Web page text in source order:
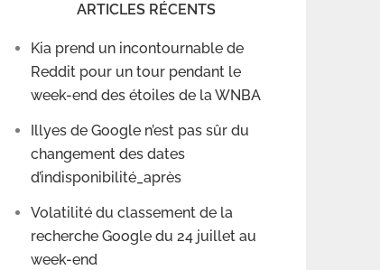
ARTICLES RÉCENTS
Kia prend un incontournable de
Reddit pour un tour pendant le
week-end des étoiles de la WNBA
Illyes de Google n’est pas sûr du
changement des dates
d’indisponibilité_après
Volatilité du classement de la
recherche Google du 24 juillet au
week-end